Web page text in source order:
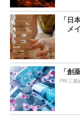
「日
メイ
「創
PR(三菱